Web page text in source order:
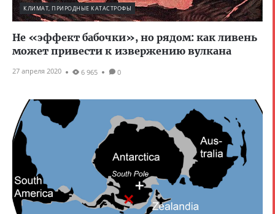
КЛИМАТ, ПРИРОДНЫЕ КАТАСТРОФЫ
Не «эффект бабочки», но рядом: как ливень
может привести к извержению вулкана
27 апреля 2020 6 965 0